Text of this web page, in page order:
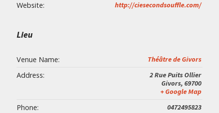
Website: http://ciesecondsouffle.com/
Lieu
Venue Name: Théâtre de Givors
Address:
2 Rue Puits Ollier
Givors, 69700
+ Google Map
Phone: 0472495823